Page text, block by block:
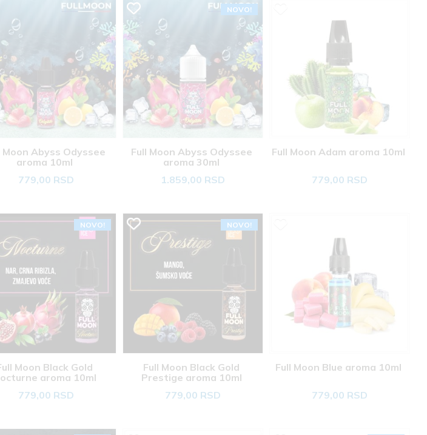
Moon Abyss Odyssee
aroma 10ml
779,00 RSD
NOVO!
Full Moon Abyss Odyssee
aroma 30ml
1.859,00 RSD
Full Moon Adam aroma 10ml
779,00 RSD
NOVO!
Moon Black Gold
aroma 10ml
779,00 RSD
NOVO!
Full Moon Black Gold
Prestige aroma 10ml
779,00 RSD
Full Moon Blue aroma 10ml
779,00 RSD